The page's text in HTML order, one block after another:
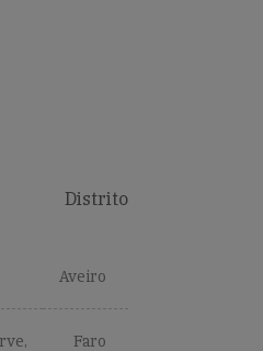
Distrito
Aveiro
Faro